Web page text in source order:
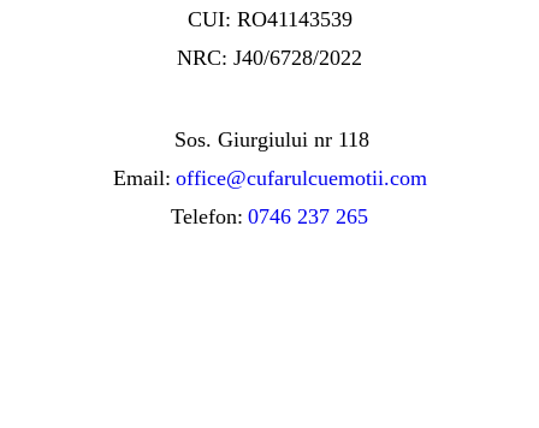
CUI: RO41143539
NRC: J40/6728/2022
Sos. Giurgiului nr 118
Email: office@cufarulcuemotii.com
Telefon: 0746 237 265